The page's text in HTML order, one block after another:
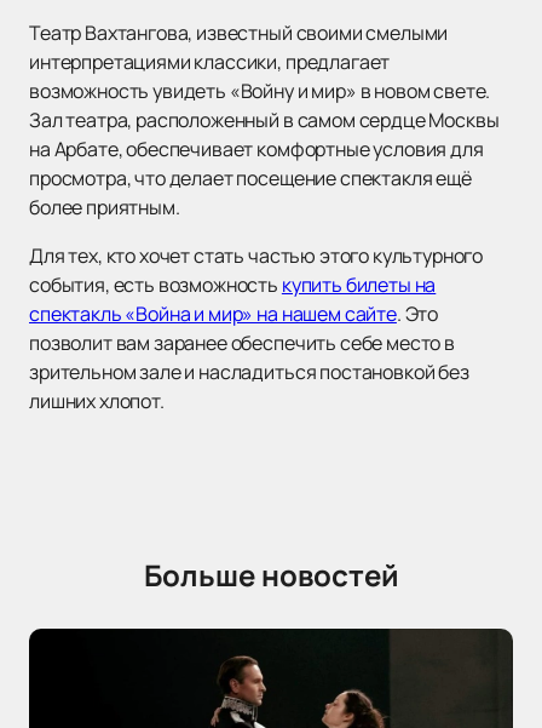
Театр Вахтангова, известный своими смелыми
интерпретациями классики, предлагает
возможность увидеть «Войну и мир» в новом свете.
Зал театра, расположенный в самом сердце Москвы
на Арбате, обеспечивает комфортные условия для
просмотра, что делает посещение спектакля ещё
более приятным.
Для тех, кто хочет стать частью этого культурного
события, есть возможность купить билеты на
спектакль «Война и мир» на нашем сайте. Это
позволит вам заранее обеспечить себе место в
зрительном зале и насладиться постановкой без
лишних хлопот.
Больше новостей